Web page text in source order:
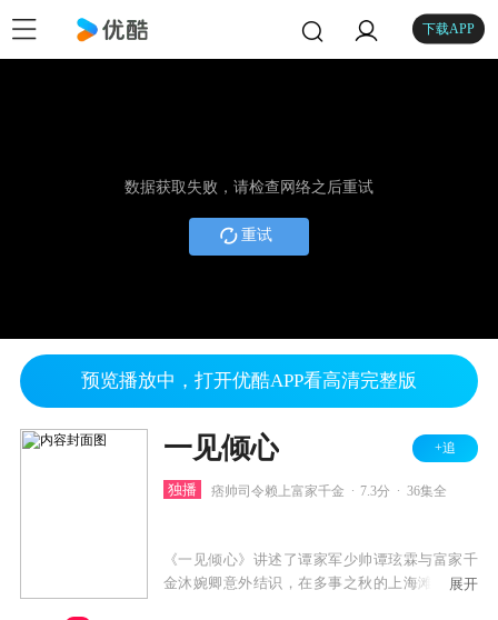
下载APP
数据获取失败，请检查网络之后重试
重试
预览播放中，打开优酷APP看高清完整版
一见倾心 +追
独播 痞帅司令赖上富家千金 7.3分 36集全
《一见倾心》讲述了谭家军少帅谭玹霖与富家千
金沐婉卿意外结识，在多事之秋的上海滩，两人
展开